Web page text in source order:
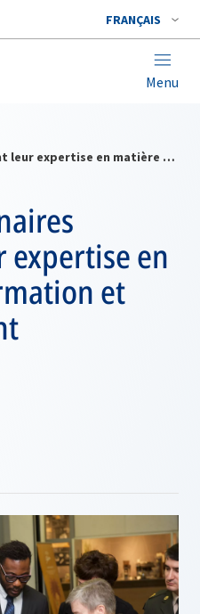
FRANÇAIS
Menu
Alliés et partenaires partagent leur expertise en matière de formation et d’entraînement
en
et